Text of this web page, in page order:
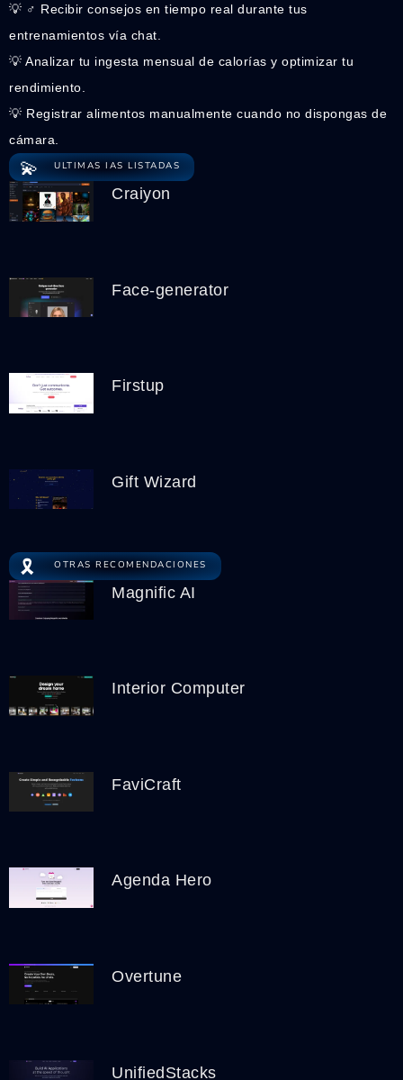
💡 ‍♂️ Recibir consejos en tiempo real durante tus
entrenamientos vía chat.
💡 Analizar tu ingesta mensual de calorías y optimizar tu
rendimiento.
💡 Registrar alimentos manualmente cuando no dispongas de
cámara.
💫 ULTIMAS IAS LISTADAS
Craiyon
Face-generator
Firstup
Gift Wizard
🎗️ OTRAS RECOMENDACIONES
Magnific AI
Interior Computer
FaviCraft
Agenda Hero
Overtune
UnifiedStacks